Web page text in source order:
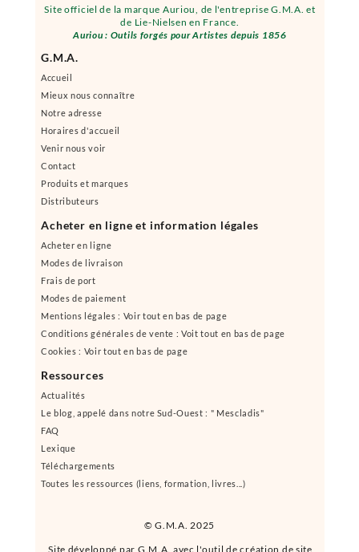
© G.M.A. 2025
Site officiel de la marque Auriou, de l'entreprise G.M.A. et
de Lie-Nielsen en France.
Auriou : Outils forgés pour Artistes depuis 1856
Site développé par G.M.A. avec l'outil de création de site
G.M.A.
Accueil
Mieux nous connaître
Notre adresse
Horaires d'accueil
Venir nous voir
Contact
Produits et marques
Distributeurs
Acheter en ligne et information légales
Acheter en ligne
Modes de livraison
Frais de port
Modes de paiement
Mentions légales : Voir tout en bas de page
Conditions générales de vente : Voit tout en bas de page
Cookies : Voir tout en bas de page
Ressources
Actualités
Le blog, appelé dans notre Sud-Ouest : " Mescladis"
FAQ
Lexique
Téléchargements
Toutes les ressources (liens, formation, livres...)